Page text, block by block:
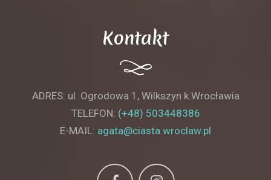
Kontakt
ADRES: ul. Ogrodowa 1, Wilkszyn k.Wrocławia
TELEFON: (+48) 503448386
E-MAIL: agata@ciasta.wroclaw.pl